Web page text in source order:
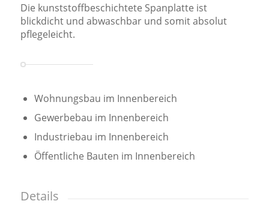
Die kunststoffbeschichtete Spanplatte ist
blickdicht und abwaschbar und somit absolut
pflegeleicht.
Wohnungsbau im Innenbereich
Gewerbebau im Innenbereich
Industriebau im Innenbereich
Öffentliche Bauten im Innenbereich
Details